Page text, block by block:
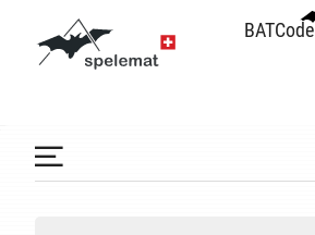
BATCode
BATCode